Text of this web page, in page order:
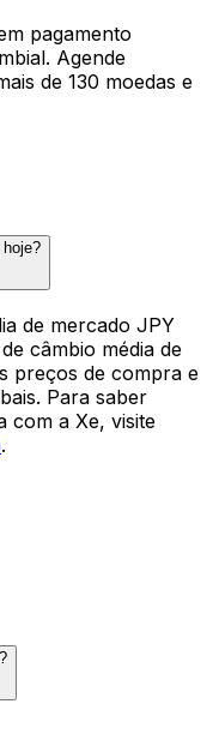
pagamento
Agende
de 130 moedas e
de mercado JPY
câmbio média de
preços de compra e
Para saber
com a Xe, visite
.